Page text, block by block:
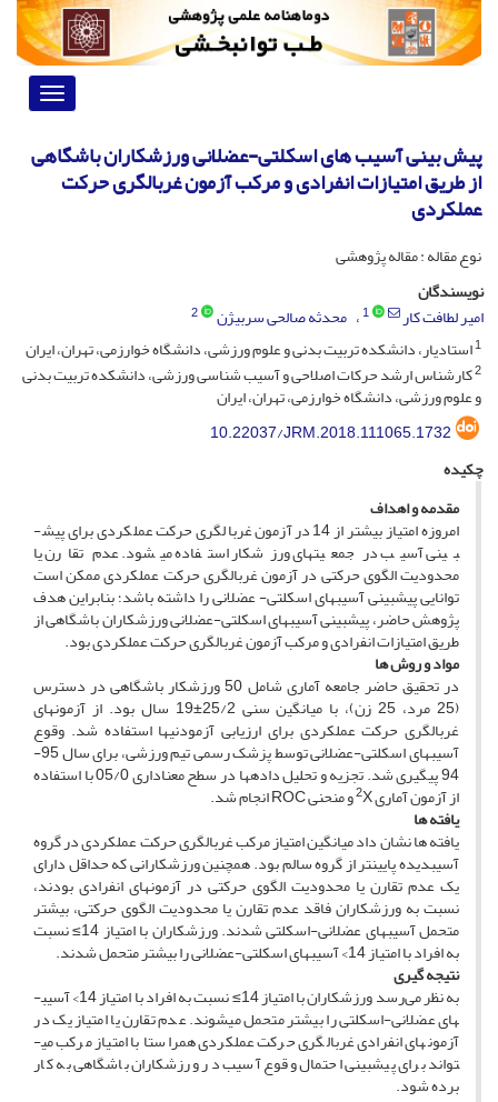
Toggle
پیش بینی آسیب های اسکلتی-عضلانی ورزشکاران باشگاهی
از طریق امتیازات انفرادی و مرکب آزمون غربالگری حرکت
عملکردی
نوع مقاله : مقاله پژوهشی
نویسندگان
امیر لطافت کار
1 محدثه صالحی سربیژن
2
1استادیار، دانشکده تربیت بدنی و علوم ورزشی، دانشگاه خوارزمی، تهران، ایران
2کارشناس ارشد حرکات اصلاحی و آسیب شناسی ورزشی، دانشکده تربیت بدنی
و علوم ورزشی، دانشگاه خوارزمی، تهران، ایران
10.22037/JRM.2018.111065.1732
چکیده
مقدمه و اهداف
امروزه امتیاز بیشتر از 14 در آزمون غربالگری حرکت عملکردی برای پیش­
بینی آسیب در جمعیت­های ورزشکار استفاده می­شود. عدم تقارن یا
محدودیت الگوی حرکتی در آزمون غربالگری حرکت عملکردی ممکن است
توانایی پیش­بینی آسیب­های اسکلتی- عضلانی را داشته باشد؛ بنابراین هدف
پژوهش حاضر، پیش­بینی آسیب­های اسکلتی-عضلانی ورزشکاران باشگاهی از
طریق امتیازات انفرادی و مرکب آزمون غربالگری حرکت عملکردی بود.
مواد و روش­ ها
در تحقیق حاضر جامعه آماری شامل 50 ورزشکار باشگاهی در دسترس
(25 مرد، 25 زن)، با میانگین سنی 25/2±19 سال بود. از آزمون­های
غربالگری حرکت عملکردی برای ارزیابی آزمودنی­ها استفاده شد. وقوع
آسیب­های اسکلتی-عضلانی توسط پزشک رسمی تیم ورزشی، برای سال 95-
94 پیگیری شد. تجزیه و تحلیل داده­ها در سطح معناداری 05/0 با استفاده
از آزمون آماری 2X و منحنی ROC انجام شد.
یافته­ ها
یافته­ ها نشان داد میانگین امتیاز مرکب غربالگری حرکت عملکردی در گروه
آسیب­دیده پایین­تر از گروه سالم بود. همچنین ورزشکارانی که حداقل دارای
یک عدم تقارن یا محدودیت الگوی حرکتی در آزمون­های انفرادی بودند،
نسبت به ورزشکاران فاقد عدم تقارن یا محدودیت الگوی حرکتی، بیشتر
متحمل آسیب­های عضلانی-اسکلتی شدند. ورزشکاران با امتیاز 14≥ نسبت
به افراد با امتیاز 14> آسیب­های اسکلتی-عضلانی را بیشتر متحمل شدند.
نتیجه­ گیری
به نظر می‌رسد ورزشکاران با امتیاز 14≥ نسبت به افراد با امتیاز 14> آسیب­
های عضلانی-اسکلتی را بیشتر متحمل می­شوند. عدم تقارن یا امتیاز یک در
آزمون­های انفرادی غربالگری حرکت عملکردی هم­راستا با امتیاز مرکب می­
تواند برای پیش­بینی احتمال وقوع آسیب در ورزشکاران باشگاهی به کار
برده شود.